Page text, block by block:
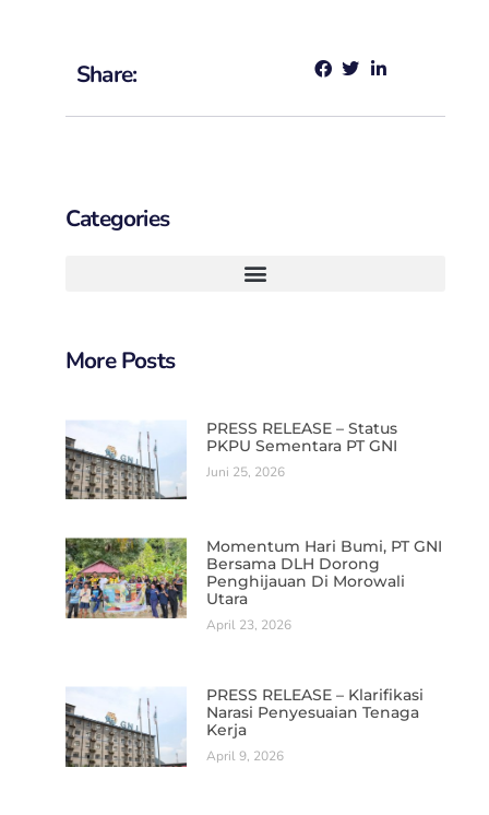
Share:
Categories
More Posts
PRESS RELEASE – Status
PKPU Sementara PT GNI
Juni 25, 2026
Momentum Hari Bumi, PT GNI
Bersama DLH Dorong
Penghijauan Di Morowali
Utara
April 23, 2026
PRESS RELEASE – Klarifikasi
Narasi Penyesuaian Tenaga
Kerja
April 9, 2026